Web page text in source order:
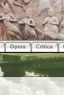
Opera Critica